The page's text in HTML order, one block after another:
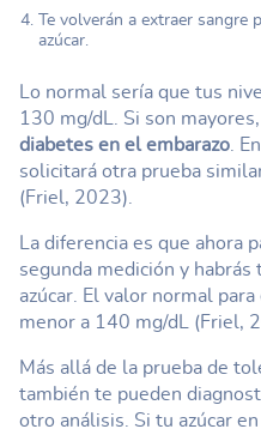
Te volverán a extraer sangre
azúcar.
Lo normal sería que tus
130 mg/dL. Si son
diabetes en el embarazo .
solicitará otra prueba
(Friel, 2023).
La diferencia es que ahora
segunda medición y
azúcar. El valor normal
menor a 140 mg/dL (Friel,
Más allá de la prueba de
también te pueden
otro análisis. Si tu azúcar